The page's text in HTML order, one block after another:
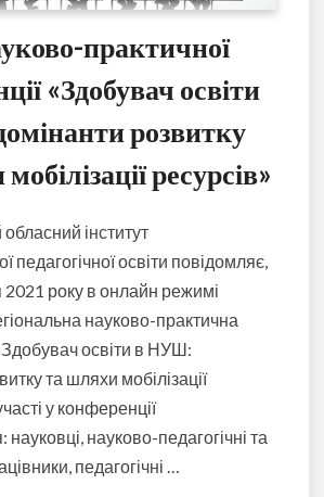
практичної
«Здобувач освіти
розвитку
ресурсів»
інститут
педагогічної освіти повідомляє,
року в онлайн режимі
науково-практична
освіти в НУШ:
та шляхи мобілізації
у конференції
науково-педагогічні та
педагогічні …